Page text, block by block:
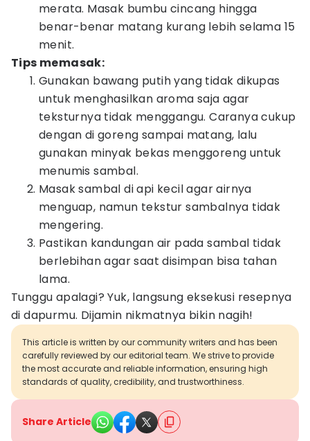
merata. Masak bumbu cincang hingga
benar-benar matang kurang lebih selama 15
menit.
Tips memasak:
Gunakan bawang putih yang tidak dikupas
untuk menghasilkan aroma saja agar
teksturnya tidak menggangu. Caranya cukup
dengan di goreng sampai matang, lalu
gunakan minyak bekas menggoreng untuk
menumis sambal.
Masak sambal di api kecil agar airnya
menguap, namun tekstur sambalnya tidak
mengering.
Pastikan kandungan air pada sambal tidak
berlebihan agar saat disimpan bisa tahan
lama.
Tunggu apalagi? Yuk, langsung eksekusi resepnya
di dapurmu. Dijamin nikmatnya bikin nagih!
This article is written by our community writers and has been
carefully reviewed by our editorial team. We strive to provide
the most accurate and reliable information, ensuring high
standards of quality, credibility, and trustworthiness.
Share Article